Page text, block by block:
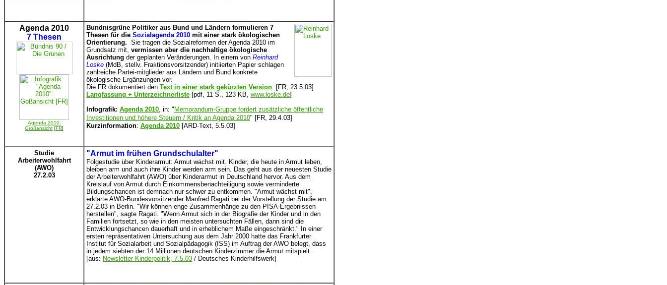
Agenda 2010
7 Thesen
Agenda 2010:
Großansicht [FR]
Bundnisgrüne Politiker aus Bund und Ländern formulieren 7
Thesen für die Sozialagenda 2010 mit einer stark ökologischen
Orientierung. Sie tragen die Sozialreformen der Agenda 2010 im
Grundsatz mit, vermissen aber die nachhaltige ökologische
Ausrichtung der geplanten Veränderungen. In einem von Reinhard
Loske (MdB, stellv. Fraktionsvorsitzender) initiierten Papier schlagen
zahlreiche Partei-mitglieder aus Ländern und Bund konkrete
ökologische Ergänzungen vor.
Die FR dokumentiert den Text in einer stark gekürzten Version. [FR, 23.5.03]
Langfassung + Unterzeichnerliste [pdf, 11 S., 123 KB, www.loske.de]
Infografik: Agenda 2010, in: " Memorandum-Gruppe fordert zusätzliche öffentliche
Investitionen und höhere Steuern / Kritik an Agenda 2010" [FR, 29.4.03]
Kurzinformation: Agenda 2010 [ARD-Text, 5.5.03]
Studie
Arbeiterwohlfahrt
(AWO)
27.2.03
"Armut im frühen Grundschulalter"
Folgestudie über Kinderarmut: Armut wächst mit. Kinder, die heute in Armut leben,
bleiben arm und auch ihre Kinder werden arm sein. Das geht aus der neuesten Studie
der Arbeiterwohlfahrt (AWO) über Kinderarmut in Deutschland hervor. Aus dem
Kreislauf von Armut durch Einkommensbenachteiligung sowie verminderte
Bildungschancen ist demnach nur schwer zu entkommen. "Armut wächst mit",
erklärte AWO-Bundesvorsitzender Manfred Ragati bei der Vorstellung der Studie am
27.2.03 in Berlin. "Wir können enge Zusammenhänge zu den PISA-Ergebnissen
herstellen", sagte Ragati. "Wenn Armut sich in der Biografie der Kinder und in den
Familien fortsetzt, so wie in den meisten untersuchten Fällen, dann sind die
Entwicklungschancen dauerhaft und in erheblichem Maße eingeschränkt." In einer
ersten repräsentativen Untersuchung aus dem Jahr 2000 hatte das Frankfurter
Institut für Sozialarbeit und Sozialpädagogik (ISS) im Auftrag der AWO belegt, dass
in jedem siebten der 14 Millionen deutschen Kinderzimmer die Armut mitspielt.
[aus: Newsletter Kinderpolitik, 7.5.03 / Deutsches Kinderhilfswerk]